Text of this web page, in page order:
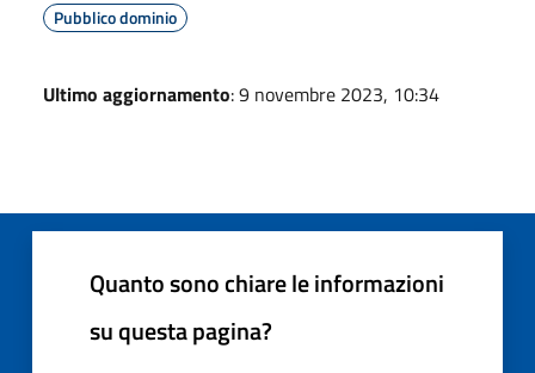
Pubblico dominio
Ultimo aggiornamento: 9 novembre 2023, 10:34
Quanto sono chiare le informazioni
su questa pagina?